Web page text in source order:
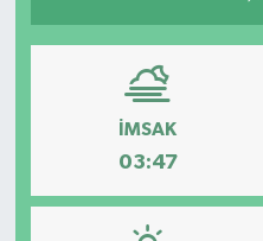
İMSAK
03:47